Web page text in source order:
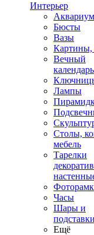
Интерьер
Аквариум
Бюсты
Вазы
Картины,
Вечный
календарь
Лампы
Столы,
мебель
Тарелки
Часы
Шары и
подставки
Ещё